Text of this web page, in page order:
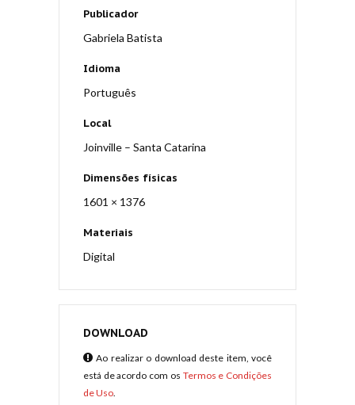
Publicador
Gabriela Batista
Idioma
Português
Local
Joinville – Santa Catarina
Dimensões físicas
1601 × 1376
Materiais
Digital
DOWNLOAD
Ao realizar o download deste item, você
está de acordo com os Termos e Condições
de Uso.